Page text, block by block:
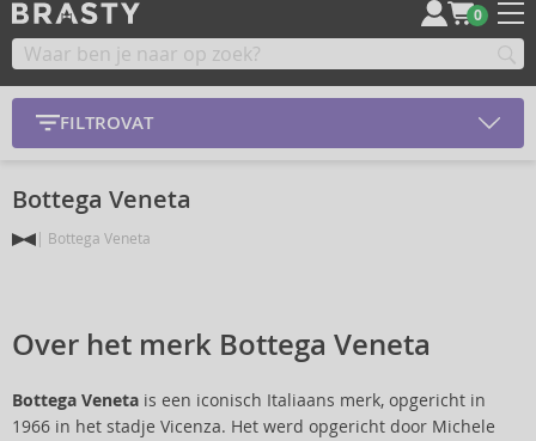
0
FILTROVAT
Bottega Veneta
Bottega Veneta
Over het merk Bottega Veneta
Bottega Veneta is een iconisch Italiaans merk, opgericht in
1966 in het stadje Vicenza. Het werd opgericht door Michele